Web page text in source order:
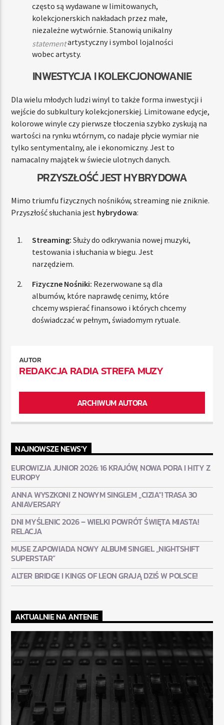
często są wydawane w limitowanych,
kolekcjonerskich nakładach przez małe,
niezależne wytwórnie. Stanowią unikalny
statementartystyczny i symbol lojalności
wobec artysty.
INWESTYCJA I KOLEKCJONOWANIE
Dla wielu młodych ludzi winyl to także forma inwestycji i
wejście do subkultury kolekcjonerskiej. Limitowane edycje,
kolorowe winyle czy pierwsze tłoczenia szybko zyskują na
wartości na rynku wtórnym, co nadaje płycie wymiar nie
tylko sentymentalny, ale i ekonomiczny. Jest to
namacalny majątek w świecie ulotnych danych.
PRZYSZŁOŚĆ JEST HYBRYDOWA
Mimo triumfu fizycznych nośników, streaming nie zniknie.
Przyszłość słuchania jest hybrydowa:
Streaming: Służy do odkrywania nowej muzyki,
testowania i słuchania w biegu. Jest
narzędziem.
Fizyczne Nośniki: Rezerwowane są dla
albumów, które naprawdę cenimy, które
chcemy wspierać finansowo i których chcemy
doświadczać w pełnym, świadomym rytuale.
AUTOR
REDAKCJA RADIA STREFA MUZY
ARCHIWUM AUTORA
NAJNOWSZE NEWS'Y
EUROWIZJA JUNIOR 2026: 16 KRAJÓW, NOWA PORA I HITY Z
EUROPY
ANNA WYSZKONI Z NOWYM SINGLEM „CIZIA”! TRASA 30
ANIAVERSARY
DNI MYŚLENIC 2026 – WIELKI POWRÓT ŚWIĘTA MIASTA!
RELACJA
MUSE ZAPOWIADA NOWY ALBUM! SINGIEL „NIGHTSHIFT
SUPERSTAR”
ALTER BRIDGE I KINGS OF LEON GRAJĄ DZIŚ W POLSCE!
AKTUALNIE NA ANTENIE